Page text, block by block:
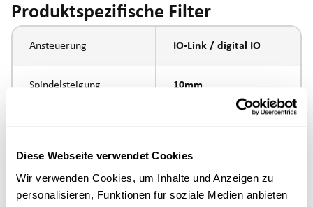
Diese Webseite verwendet Cookies
Wir verwenden Cookies, um Inhalte und Anzeigen zu
personalisieren, Funktionen für soziale Medien anbieten
Produktspezifische Filter
Ansteuerung IO-Link / digital IO
Spindelsteigung 10mm
Kolbenstangen-
Anbindung
Aussengewinde
M16x1.5